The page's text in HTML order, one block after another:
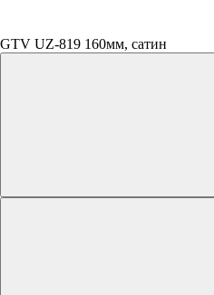
GTV UZ-819 160мм, сатин